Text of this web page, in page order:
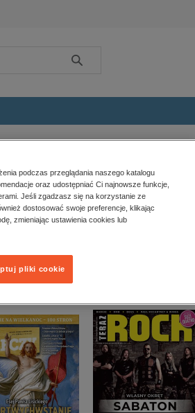
Szukaj
podczas przeglądania naszego katalogu
oraz udostępniać Ci najnowsze funkcje,
Jeśli zgadzasz się na korzystanie ze
dostosować swoje preferencje, klikając
zmieniając ustawienia cookies lub
pliki cookie